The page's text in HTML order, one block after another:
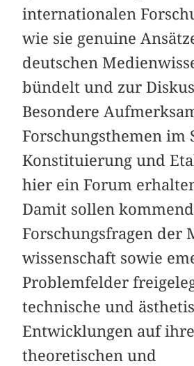
internationalen
wie sie genuine
deutschen
bündelt und zur
Besondere
Forschungsthemen im
Konstituierung und
hier ein Forum
Damit sollen
Forschungsfragen der
wissenschaft sowie
Problemfelder
technische und
Entwicklungen auf ihre
theoretischen und